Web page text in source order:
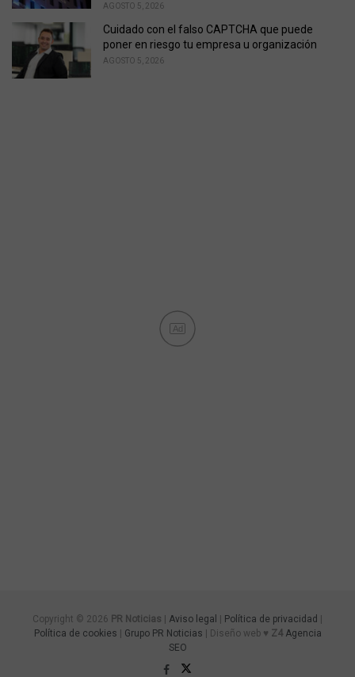
AGOSTO 5, 2026
Cuidado con el falso CAPTCHA que puede
poner en riesgo tu empresa u organización
AGOSTO 5, 2026
Ad
Copyright © 2026 PR Noticias Aviso legal Política de privacidad
Política de cookies
Grupo PR Noticias | Diseño web ♥ Z4 Agencia
SEO